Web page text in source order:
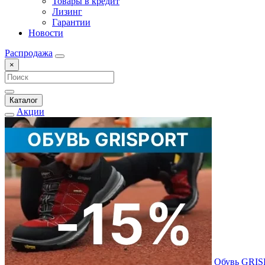
Лизинг
Гарантии
Новости
Распродажа
×
Каталог
Акции
Обувь